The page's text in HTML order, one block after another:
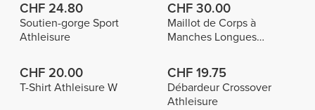
CHF 24.80
Soutien-gorge Sport
Athleisure
CHF 30.00
Maillot de Corps à
Manches Longues
CHF 20.00
T-Shirt Athleisure W
CHF 19.75
Débardeur Crossover
Athleisure